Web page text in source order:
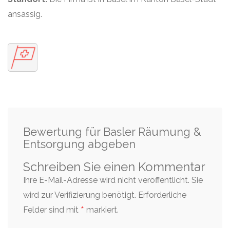
ansässig.
Bewertung für Basler Räumung &
Entsorgung abgeben
Schreiben Sie einen Kommentar
Ihre E-Mail-Adresse wird nicht veröffentlicht. Sie
wird zur Verifizierung benötigt. Erforderliche
Felder sind mit * markiert.